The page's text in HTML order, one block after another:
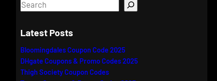
S
a
c
h
Latest Posts
Bloomingdales Coupon Code 2025
DHgate Coupons & Promo Codes 2025
Thigh Society Coupon Codes